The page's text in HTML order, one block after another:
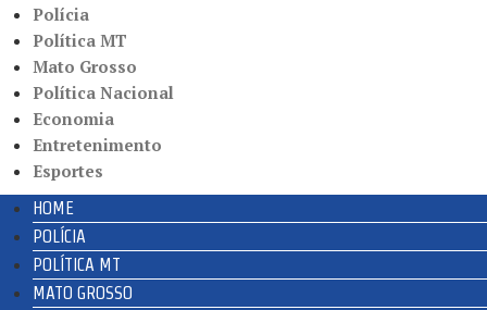
Polícia
Política MT
Mato Grosso
Política Nacional
Economia
Entretenimento
Esportes
HOME
POLÍCIA
POLÍTICA MT
MATO GROSSO